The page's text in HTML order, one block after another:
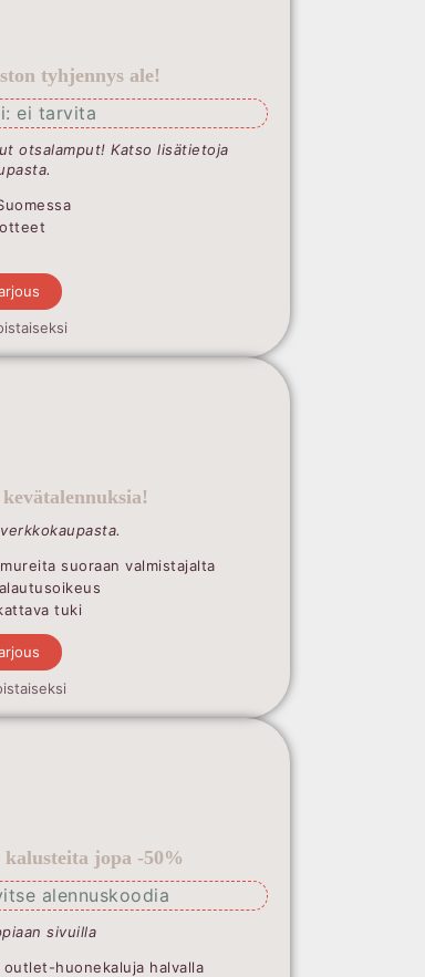
tyhjennys ale!
ei tarvita
otsalamput! Katso lisätietoja
suoraan valmistajalta
tuki
jopa -50%
alennuskoodia
sivuilla
outlet-huonekaluja halvalla